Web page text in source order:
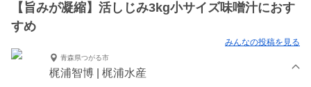
【旨みが凝縮】活しじみ3kg小サイズ味噌汁におす
すめ
みんなの投稿を見る
青森県つがる市
梶浦智博 | 梶浦水産